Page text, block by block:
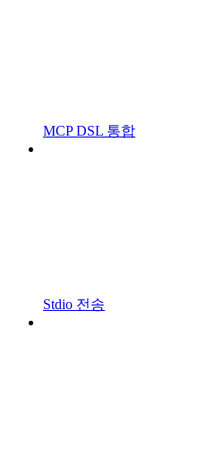
MCP DSL 통합
Stdio 전송